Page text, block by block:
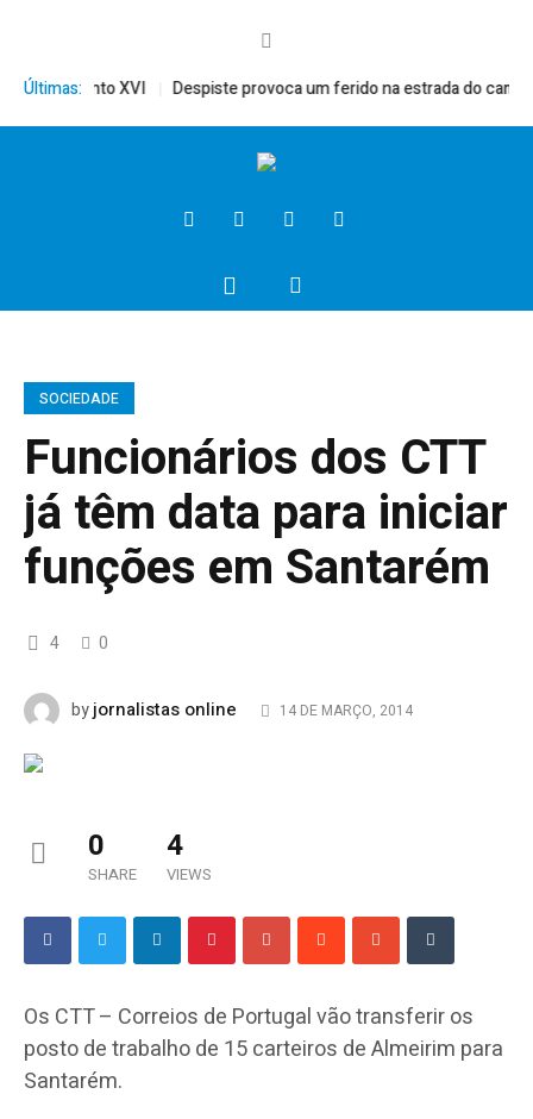
Últimas:
Bento XVI Despiste provoca um ferido na estrada do campo
SOCIEDADE
Funcionários dos CTT
já têm data para iniciar
funções em Santarém
4 0
byjornalistas online 14 DE MARÇO, 2014
0
SHARE
4
VIEWS
Os CTT – Correios de Portugal vão transferir os
posto de trabalho de 15 carteiros de Almeirim para
Santarém.